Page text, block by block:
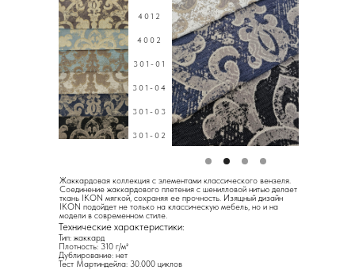
Жаккардовая коллекция с элементами классического вензеля.
Соединение жаккардового плетения с шенилловой нитью делает
ткань IKON мягкой, сохраняя ее прочность. Изящный дизайн
IKON подойдет не только на классическую мебель, но и на
модели в современном стиле.
4012
4002
301-01
301-04
301-03
301-02
Технические характеристики:
Тип: жаккард
Плотность: 310 г/м²
Дублирование: нет
Тест Мартиндейла: 30.000 циклов